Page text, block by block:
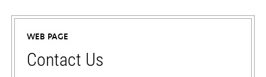
WEB PAGE
Contact Us